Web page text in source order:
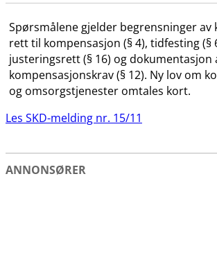
Spørsmålene gjelder begrensninger av
rett til kompensasjon (§ 4), tidfesting (§
justeringsrett (§ 16) og dokumentasjon
kompensasjonskrav (§ 12). Ny lov om
og omsorgstjenester omtales kort.
Les SKD-melding nr. 15/11
ANNONSØRER